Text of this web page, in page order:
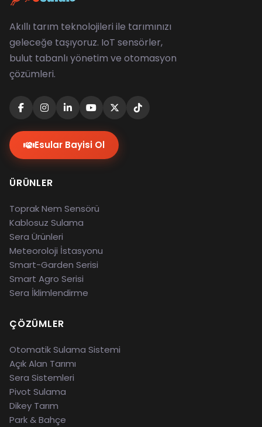
Akıllı tarım teknolojileri ile tarımınızı
geleceğe taşıyoruz. IoT sensörler,
bulut tabanlı yönetim ve otomasyon
çözümleri.
Esular Bayisi Ol
ÜRÜNLER
Toprak Nem Sensörü
Kablosuz Sulama
Sera Ürünleri
Meteoroloji İstasyonu
Smart-Garden Serisi
Smart Agro Serisi
Sera İklimlendirme
ÇÖZÜMLER
Otomatik Sulama Sistemi
Açık Alan Tarımı
Sera Sistemleri
Pivot Sulama
Dikey Tarım
Park & Bahçe